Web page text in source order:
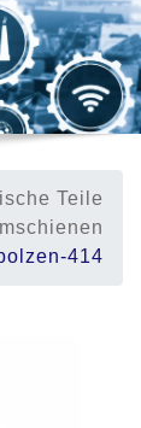
Teile
414